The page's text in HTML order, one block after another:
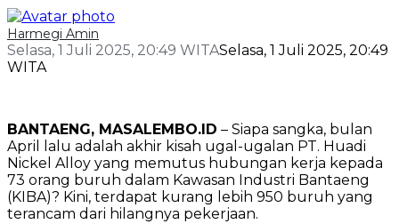
Harmegi Amin
Selasa, 1 Juli 2025, 20:49 WITASelasa, 1 Juli 2025, 20:49
WITA
BANTAENG, MASALEMBO.ID – Siapa sangka, bulan
April lalu adalah akhir kisah ugal-ugalan PT. Huadi
Nickel Alloy yang memutus hubungan kerja kepada
73 orang buruh dalam Kawasan Industri Bantaeng
(KIBA)? Kini, terdapat kurang lebih 950 buruh yang
terancam dari hilangnya pekerjaan.